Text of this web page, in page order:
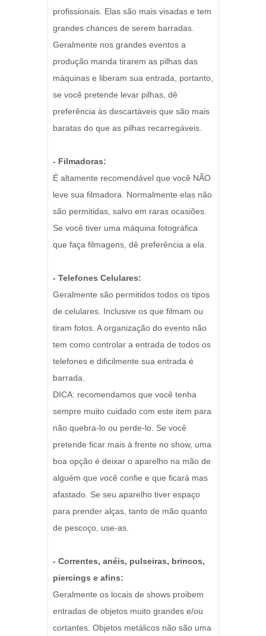
profissionais. Elas são mais visadas e tem
grandes chances de serem barradas.
Geralmente nos grandes eventos a
produção manda tirarem as pilhas das
máquinas e liberam sua entrada, portanto,
se você pretende levar pilhas, dê
preferência às descartáveis que são mais
baratas do que as pilhas recarregáveis.
- Filmadoras:
É altamente recomendável que você NÃO
leve sua filmadora. Normalmente elas não
são permitidas, salvo em raras ocasiões.
Se você tiver uma máquina fotográfica
que faça filmagens, dê preferência a ela.
- Telefones Celulares:
Geralmente são permitidos todos os tipos
de celulares. Inclusive os que filmam ou
tiram fotos. A organização do evento não
tem como controlar a entrada de todos os
telefones e dificilmente sua entrada é
barrada.
DICA: recomendamos que você tenha
sempre muito cuidado com este item para
não quebra-lo ou perde-lo. Se você
pretende ficar mais à frente no show, uma
boa opção é deixar o aparelho na mão de
alguém que você confie e que ficará mas
afastado. Se seu aparelho tiver espaço
para prender alças, tanto de mão quanto
de pescoço, use-as.
- Correntes, anéis, pulseiras, brincos,
piercings e afins:
Geralmente os locais de shows proibem
entradas de objetos muito grandes e/ou
cortantes. Objetos metálicos não são uma